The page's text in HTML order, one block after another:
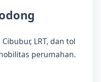
LRT, dan tol
perumahan.